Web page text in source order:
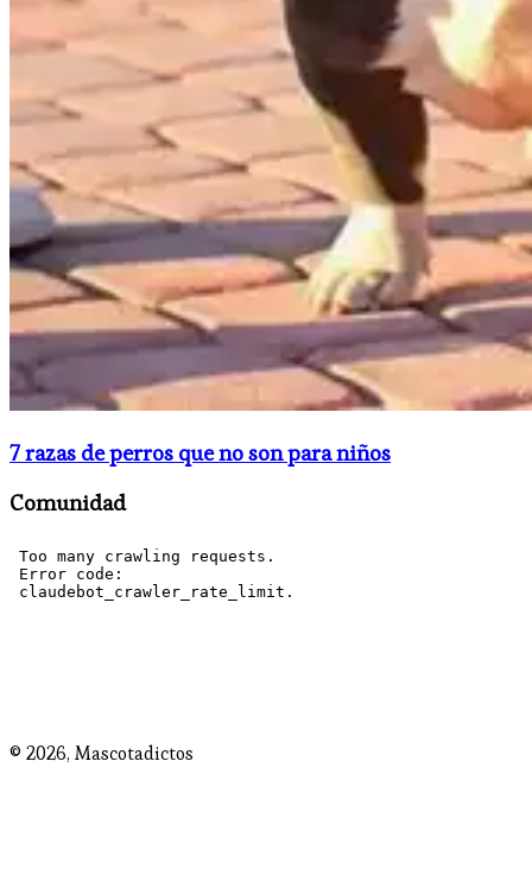
​7 razas de perros que no son para niños
Comunidad
© 2026, Mascotadictos